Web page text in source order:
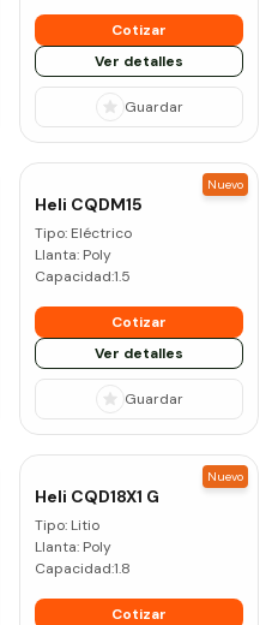
Cotizar
Ver detalles
Guardar
Heli CQDM15
Tipo: Eléctrico
Llanta: Poly
Capacidad:1.5
Cotizar
Ver detalles
Guardar
Nuevo
Heli CQD18X1 G
Tipo: Litio
Llanta: Poly
Capacidad:1.8
Cotizar
Nuevo